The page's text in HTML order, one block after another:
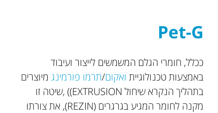
Pet-G
ככלל, חומרי הגלם המשמשים לייצור ועיבוד
באמצעות טכנולוגיית ואקום/תרמו פורמינג מיוצרים
בתהליך הנקרא שיחול EXTRUSION)) ,שיטה זו
מקנה לחומר המגיע בגרגרים (REZIN), את צורתו